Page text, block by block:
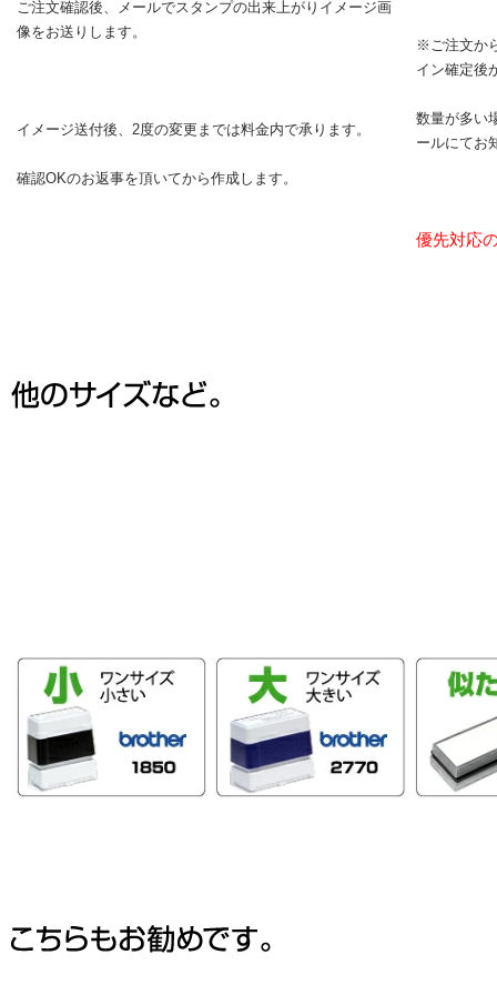
ご注文確認後、メールでスタンプの出来上がりイメージ画
像をお送りします。
イメージ送付後、2度の変更までは料金内で承ります。
確認OKのお返事を頂いてから作成します。
※ご注文か
イン確定後
数量が多い
ールにてお
優先対応